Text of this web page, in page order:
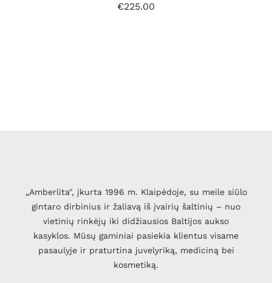
€225.00
„Amberlita", įkurta 1996 m. Klaipėdoje, su meile siūlo
gintaro dirbinius ir žaliavą iš įvairių šaltinių – nuo
vietinių rinkėjų iki didžiausios Baltijos aukso
kasyklos. Mūsų gaminiai pasiekia klientus visame
pasaulyje ir praturtina juvelyriką, mediciną bei
kosmetiką.